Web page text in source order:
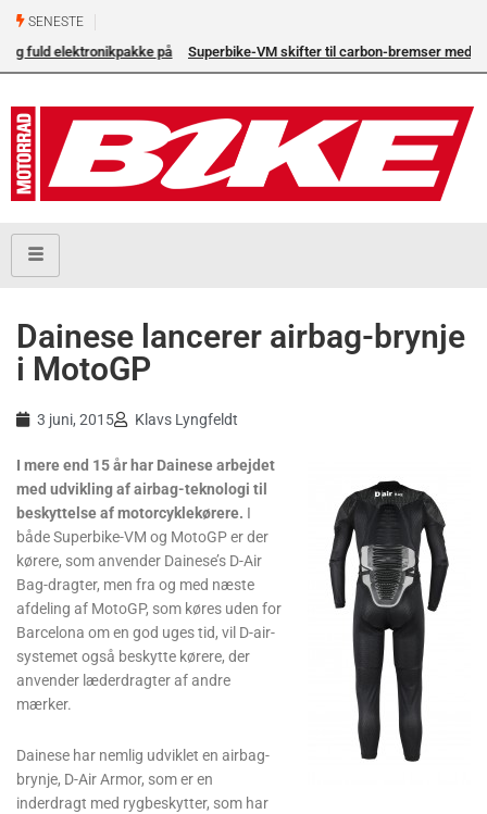
SENESTE
Superbike-VM skifter til carbon-bremser med Brembo som
Dainese lancerer airbag-brynje
i MotoGP
3 juni, 2015 Klavs Lyngfeldt
I mere end 15 år har Dainese arbejdet
med udvikling af airbag-teknologi til
beskyttelse af motorcyklekørere. I
både Superbike-VM og MotoGP er der
kørere, som anvender Dainese’s D-Air
Bag-dragter, men fra og med næste
afdeling af MotoGP, som køres uden for
Barcelona om en god uges tid, vil D-air-
systemet også beskytte kørere, der
anvender læderdragter af andre
mærker.
Dainese har nemlig udviklet en airbag-
brynje, D-Air Armor, som er en
inderdragt med rygbeskytter, som har